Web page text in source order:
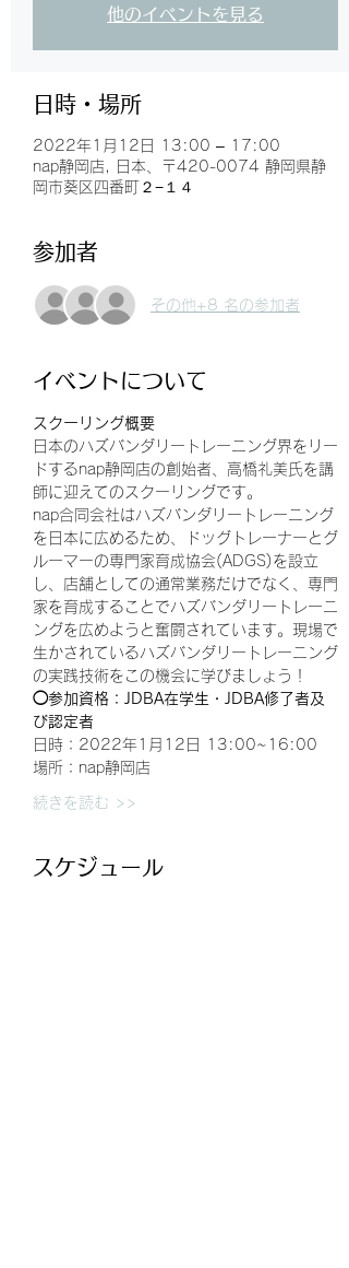
他のイベントを見る
日時・場所
2022年1月12日 13:00 – 17:00
nap静岡店, 日本、〒420-0074 静岡県静
岡市葵区四番町２−１４
参加者
その他+8 名の参加者
イベントについて
スクーリング概要
日本のハズバンダリートレーニング界をリー
ドするnap静岡店の創始者、高橋礼美氏を講
師に迎えてのスクーリングです。
nap合同会社はハズバンダリートレーニング
を日本に広めるため、ドッグトレーナーとグ
ルーマーの専門家育成協会(ADGS)を設立
し、店舗としての通常業務だけでなく、専門
家を育成することでハズバンダリートレーニ
ングを広めようと奮闘されています。現場で
生かされているハズバンダリートレーニング
の実践技術をこの機会に学びましょう！
◯参加資格：JDBA在学生・JDBA修了者及
び認定者
日時：2022年1月12日 13:00~16:00
場所：nap静岡店
続きを読む >>
スケジュール